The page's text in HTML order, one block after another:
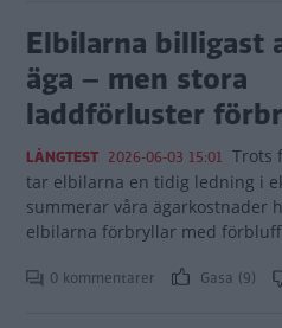
Elbilarna billigast
äga – men stora
laddförluster
LÅNGTEST 2026-06-03 15:01 Trots
tar elbilarna en tidig ledning i
summerar våra ägarkostnader
elbilarna förbryllar med
0 kommentarer Gasa (9)